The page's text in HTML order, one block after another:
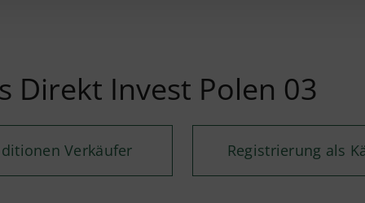
Direkt Invest Polen 03
Verkäufer Registrierung als